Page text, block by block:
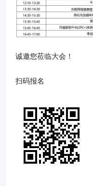
诚邀您莅临大会！
扫码报名